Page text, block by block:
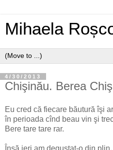
Mihaela
4/30/2013
Chişinău. Berea
Eu cred că fiecare băutură îşi
în perioada cînd beau vin şi
Bere tare tare rar.
Însă ieri am degustat-o din